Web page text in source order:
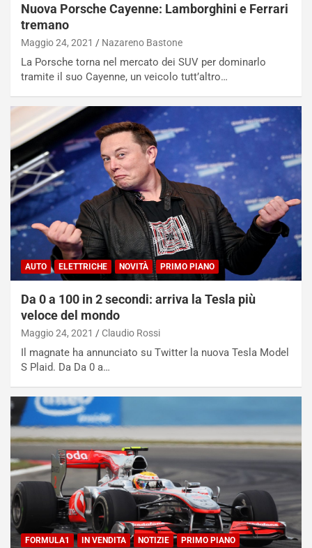
Nuova Porsche Cayenne: Lamborghini e Ferrari
tremano
Maggio 24, 2021 Nazareno Bastone
La Porsche torna nel mercato dei SUV per dominarlo
tramite il suo Cayenne, un veicolo tutt’altro…
AUTO ELETTRICHE NOVITÀ PRIMO PIANO
Da 0 a 100 in 2 secondi: arriva la Tesla più
veloce del mondo
Maggio 24, 2021 Claudio Rossi
Il magnate ha annunciato su Twitter la nuova Tesla Model
S Plaid. Da Da 0 a…
FORMULA1 IN VENDITA NOTIZIE
PRIMO PIANO
M
o
n
d
l
:
I
V
i
a
g
g
i
o
p
ù
L
u
n
g
m
a
i
C
o
m
p
i
u
t
o
O
r
o
d
P
a
r
t
e
n
z
a
d
e
G
P
d
l
B
a
h
r
a
i
n
:
l